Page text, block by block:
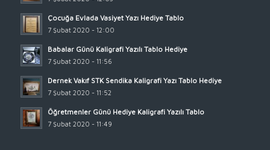
Çocuğa Evlada Vasiyet Yazı Hediye Tablo
7 Şubat 2020 - 12:00
Babalar Günü Kaligrafi Yazılı Tablo Hediye
7 Şubat 2020 - 11:56
Dernek Vakıf STK Sendika Kaligrafi Yazı Tablo Hediye
7 Şubat 2020 - 11:52
Öğretmenler Günü Hediye Kaligrafi Yazılı Tablo
7 Şubat 2020 - 11:49